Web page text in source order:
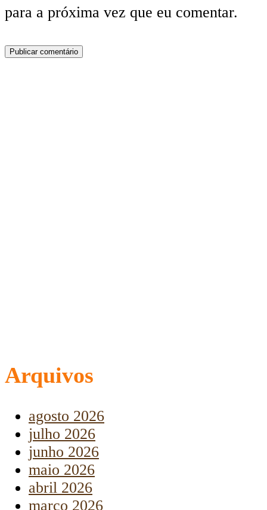
para a próxima vez que eu comentar.
Arquivos
agosto 2026
julho 2026
junho 2026
maio 2026
abril 2026
março 2026